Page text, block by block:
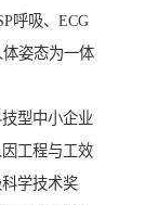
呼吸、ECG
姿态为一体
型中小企业
工程与工效
学技术奖